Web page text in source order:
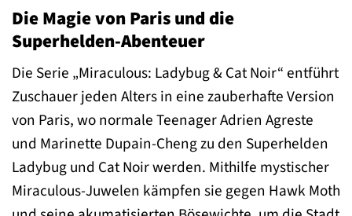
Die Magie von Paris und die
Superhelden-Abenteuer
Die Serie „Miraculous: Ladybug & Cat Noir“ entführt
Zuschauer jeden Alters in eine zauberhafte Version
von Paris, wo normale Teenager Adrien Agreste
und Marinette Dupain-Cheng zu den Superhelden
Ladybug und Cat Noir werden. Mithilfe mystischer
Miraculous-Juwelen kämpfen sie gegen Hawk Moth